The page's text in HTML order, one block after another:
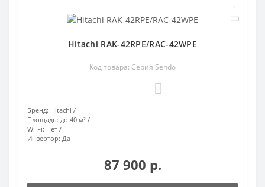
Hitachi RAK-42RPE/RAC-42WPE
Код товара: Серия Sendo
Бренд: Hitachi
Площадь: до 40 м²
Wi-Fi: Нет
Инвертор: Да
87 900 р.